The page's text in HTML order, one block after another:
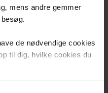
mens andre gemmer
de nødvendige cookies
til dig, hvilke cookies du